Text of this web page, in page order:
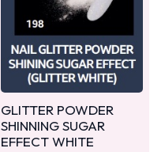
GLITTER POWDER
SHINNING SUGAR
EFFECT WHITE